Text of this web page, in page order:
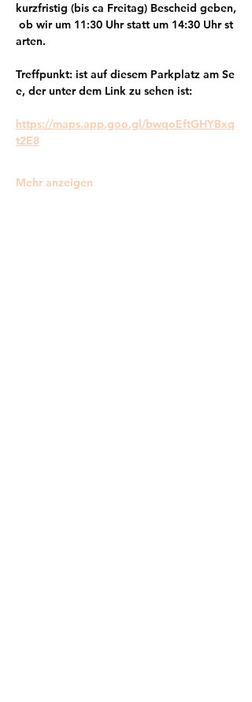
kurzfristig (bis ca Freitag) Bescheid geben,
ob wir um 11:30 Uhr statt um 14:30 Uhr st
arten.
Treffpunkt: ist auf diesem Parkplatz am Se
e, der unter dem Link zu sehen ist:
https://maps.app.goo.gl/bwqoEftGHYBxq
t2E8
Mehr anzeigen